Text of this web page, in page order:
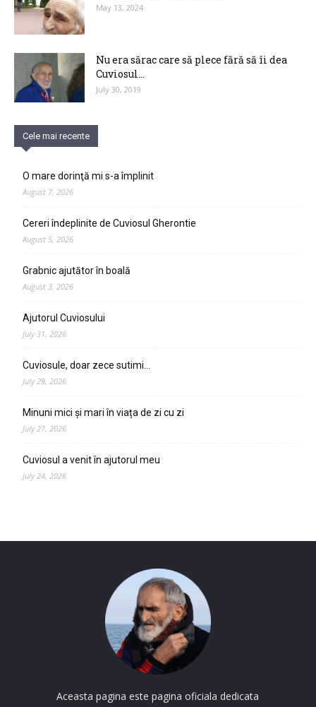
May 13, 2024
Nu era sărac care să plece fără să îi dea
Cuviosul...
July 30, 2019
Cele mai recente
O mare dorinţă mi s-a împlinit
August 7, 2026
Cereri îndeplinite de Cuviosul Gherontie
August 5, 2026
Grabnic ajutător în boală
August 3, 2026
Ajutorul Cuviosului
July 31, 2026
Cuviosule, doar zece sutimi…
July 29, 2026
Minuni mici și mari în viața de zi cu zi
July 27, 2026
Cuviosul a venit în ajutorul meu
July 24, 2026
Aceasta pagina este pagina oficiala dedicata